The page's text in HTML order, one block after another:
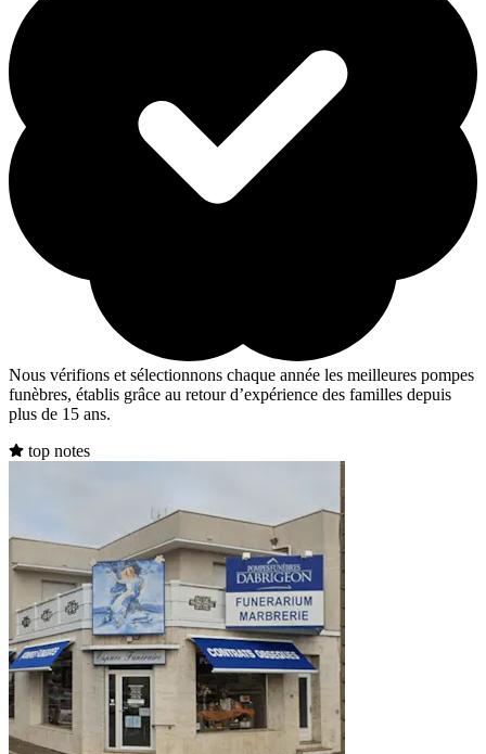
Nous vérifions et sélectionnons chaque année les meilleures pompes
funèbres, établis grâce au retour d’expérience des familles depuis
plus de 15 ans.
top notes